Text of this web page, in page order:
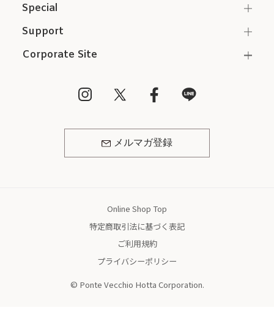
Support
Corporate Site
メルマガ登録
Special
Online Shop Top
特定商取引法に基づく表記
ご利用規約
プライバシーポリシー
© Ponte Vecchio Hotta Corporation.